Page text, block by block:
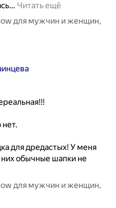
… Читать ещё
для мужчин и женщин,
для дредастых! У меня
обычные шапки не
для мужчин и женщин,